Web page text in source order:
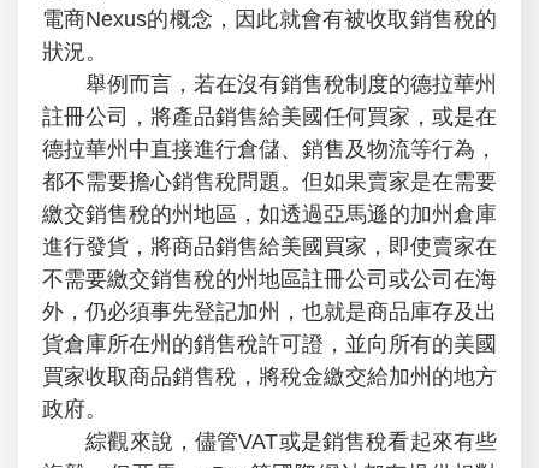
電商Nexus的概念，因此就會有被收取銷售稅的
狀況。
舉例而言，若在沒有銷售稅制度的德拉華州
註冊公司，將產品銷售給美國任何買家，或是在
德拉華州中直接進行倉儲、銷售及物流等行為，
都不需要擔心銷售稅問題。但如果賣家是在需要
繳交銷售稅的州地區，如透過亞馬遜的加州倉庫
進行發貨，將商品銷售給美國買家，即使賣家在
不需要繳交銷售稅的州地區註冊公司或公司在海
外，仍必須事先登記加州，也就是商品庫存及出
貨倉庫所在州的銷售稅許可證，並向所有的美國
買家收取商品銷售稅，將稅金繳交給加州的地方
政府。
綜觀來說，儘管VAT或是銷售稅看起來有些